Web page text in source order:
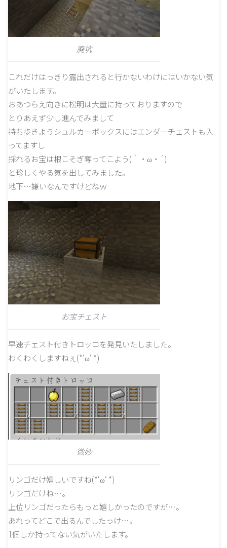
廃坑
これだけはっきり露出されると行かないわけにはいかない気
がいたします。
おあつらえ向きに松明は大量に持っておりますので
とりあえず少し進んでみまして
持ち歩きようシュルカーボックスにはエンダーチェストも入
ってますし
採れるお宝は根こそぎ奪ってこよう(｀・ω・´)
と珍しくやる気を出してみました。
地下…嫌いなんですけどねｗ
お宝チェスト
早速チェスト付きトロッコを発見いたしました。
わくわくしますねぇ(*‘ω‘ *)
微妙
リンゴだけ嬉しいですね(*‘ω‘ *)
リンゴだけね…。
上位リンゴだったらもっと嬉しかったのですが…。
あれってどこで出るんでしたっけ…。
1個しか持ってない気がいたします。